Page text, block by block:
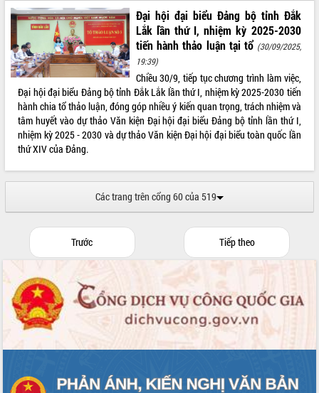
Đắk Lắk đẩy mạnh nuôi biển công
nghệ, hướng tới phát triển thủy sản
bền vững
Tập huấn nâng cao năng lực triển khai
chuyển đổi số cho cán bộ, công chức
cấp xã
Đắk Lắk phát động hưởng ứng Ngày
Quyền của người tiêu dùng Việt Nam
2026
Đẩy mạnh cải cách hành chính, quyết
Tổ chức trang trọng Lễ hội Đền thờ
Lương Văn Chánh năm 2026
Phó Bí thư Tỉnh ủy Đắk Lắk Đỗ Hữu
Huy giữ chức Bí thư Đảng ủy Ủy Ban
Nhân dân tỉnh
Bệnh án điện tử thúc đẩy chuyển đổi
số y tế tại Đắk Lắk
Chuyển đổi số thư viện: Mở rộng
không gian tri thức trong thời đại số
Đánh giá, rút kinh nghiệm công tác tổ
chức diễn tập trước ngày bầu cử
Friendship Meeting New Year 2026”
Đại hội đại biểu Đảng bộ tỉnh Đắk
Lắk lần thứ I, nhiệm kỳ 2025-2030
tiến hành thảo luận tại tổ (30/09/2025,
19:39)
Chiều 30/9, tiếp tục chương trình làm việc,
Đại hội đại biểu Đảng bộ tỉnh Đắk Lắk lần thứ I, nhiệm kỳ 2025-2030 tiến
hành chia tổ thảo luận, đóng góp nhiều ý kiến quan trọng, trách nhiệm và
tâm huyết vào dự thảo Văn kiện Đại hội đại biểu Đảng bộ tỉnh lần thứ I,
nhiệm kỳ 2025 - 2030 và dự thảo Văn kiện Đại hội đại biểu toàn quốc lần
thứ XIV của Đảng.
Các trang trên cổng 60 của 519
Trước Tiếp theo